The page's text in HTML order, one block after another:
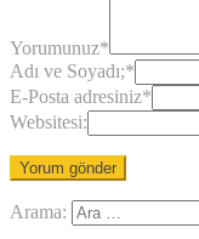
Yorumunuz*
Adı ve Soyadı;*
E-Posta adresiniz*
Websitesi:
Arama: